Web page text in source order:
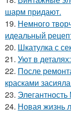
шарм придают.
19. Немного
идеальный
20. Шкатулка с
21. Уют в
22. После
красками
23.
24. Новая жизнь